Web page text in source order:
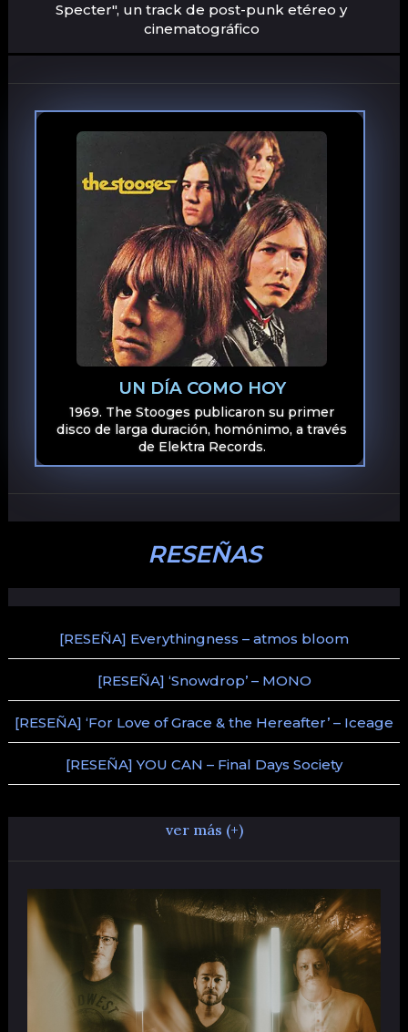
Specter", un track de post-punk etéreo y
cinematográfico
UN DÍA COMO HOY
1969. The Stooges publicaron su primer
disco de larga duración, homónimo, a través
de Elektra Records.
RESEÑAS
[RESEÑA] Everythingness – atmos bloom
[RESEÑA] ‘Snowdrop’ – MONO
[RESEÑA] ‘For Love of Grace & the Hereafter’ – Iceage
[RESEÑA] YOU CAN – Final Days Society
ver más (+)